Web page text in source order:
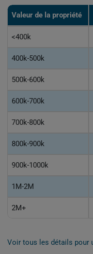
Valeur de la propriété
<400k
400k-500k
500k-600k
600k-700k
700k-800k
800k-900k
900k-1000k
1M-2M
2M+
Voir tous les détails pour